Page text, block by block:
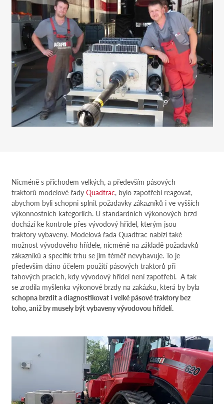
Nicméně s příchodem velkých, a především pásových
traktorů modelové řady Quadtrac, bylo zapotřebí reagovat,
abychom byli schopni splnit požadavky zákazníků i ve vyšších
výkonnostních kategoriích. U standardních výkonových brzd
dochází ke kontrole přes vývodový hřídel, kterým jsou
traktory vybaveny. Modelová řada Quadtrac nabízí také
možnost vývodového hřídele, nicméně na základě požadavků
zákazníků a specifik trhu se jím téměř nevybavuje. To je
především dáno účelem použití pásových traktorů při
tahových pracích, kdy vývodový hřídel není zapotřebí. A tak
se zrodila myšlenka výkonové brzdy na zakázku, která by byla
schopna brzdit a diagnostikovat i velké pásové traktory bez
toho, aniž by musely být vybaveny vývodovou hřídelí.